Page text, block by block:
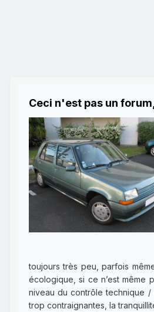
Ceci n'est pas un
toujours très peu, parfois
écologique, si ce n’est même
niveau du contrôle technique
trop contraignantes, la